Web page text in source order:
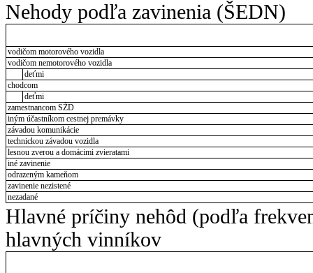
Nehody podľa zavinenia (ŠEDN)
vodičom motorového vozidla
vodičom nemotorového vozidla
deťmi
chodcom
deťmi
zamestnancom SŽD
iným účastníkom cestnej premávky
závadou komunikácie
technickou závadou vozidla
lesnou zverou a domácimi zvieratami
iné zavinenie
odrazeným kameňom
zavinenie nezistené
nezadané
Hlavné príčiny nehôd (podľa
hlavných vinníkov